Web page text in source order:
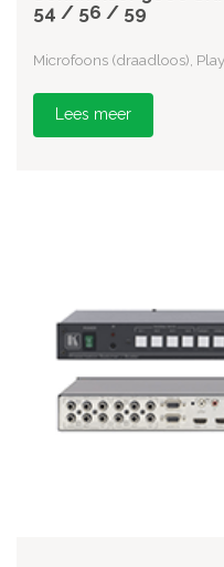
54 / 56 / 59
Microfoons (draadloos),
Lees meer